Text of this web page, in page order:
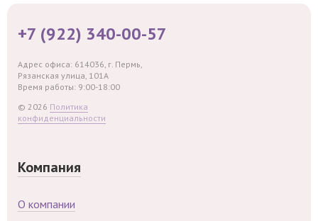
Компания
О компании
+7 (922) 340-00-57
Адрес офиса: 614036, г. Пермь,
Рязанская улица, 101А
Время работы: 9:00-18:00
© 2026 Политика
конфиденциальности